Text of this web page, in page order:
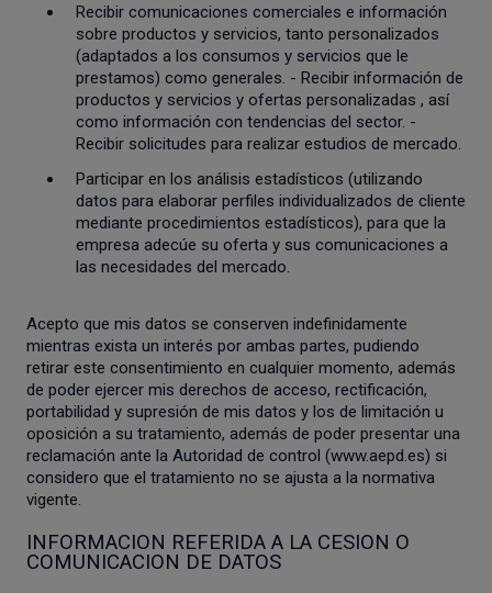
Recibir comunicaciones comerciales e información
sobre productos y servicios, tanto personalizados
(adaptados a los consumos y servicios que le
prestamos) como generales. - Recibir información de
productos y servicios y ofertas personalizadas , así
como información con tendencias del sector. -
Recibir solicitudes para realizar estudios de mercado.
Participar en los análisis estadísticos (utilizando
datos para elaborar perfiles individualizados de cliente
mediante procedimientos estadísticos), para que la
empresa adecúe su oferta y sus comunicaciones a
las necesidades del mercado.
Acepto que mis datos se conserven indefinidamente
mientras exista un interés por ambas partes, pudiendo
retirar este consentimiento en cualquier momento, además
de poder ejercer mis derechos de acceso, rectificación,
portabilidad y supresión de mis datos y los de limitación u
oposición a su tratamiento, además de poder presentar una
reclamación ante la Autoridad de control (www.aepd.es) si
considero que el tratamiento no se ajusta a la normativa
vigente.
INFORMACION REFERIDA A LA CESION O
COMUNICACION DE DATOS